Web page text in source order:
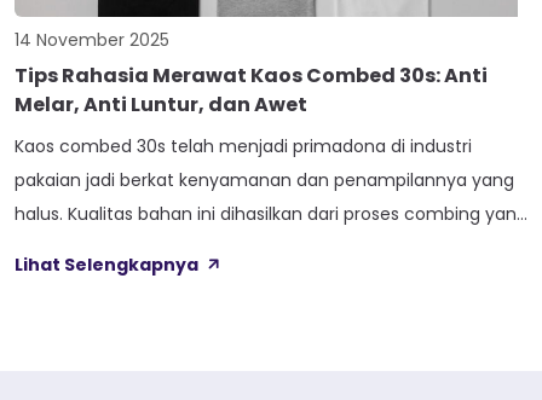
14 November 2025
Tips Rahasia Merawat Kaos Combed 30s: Anti
Melar, Anti Luntur, dan Awet
Kaos combed 30s telah menjadi primadona di industri
pakaian jadi berkat kenyamanan dan penampilannya yang
halus. Kualitas bahan ini dihasilkan dari proses combing yang
menghasilkan kain yang lembut di kulit. Meskipun unggul,
Lihat Selengkapnya